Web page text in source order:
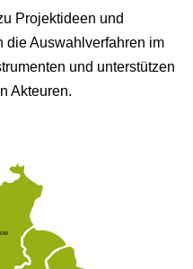
Projektideen und
die Auswahlverfahren im
und unterstützen
Akteuren.